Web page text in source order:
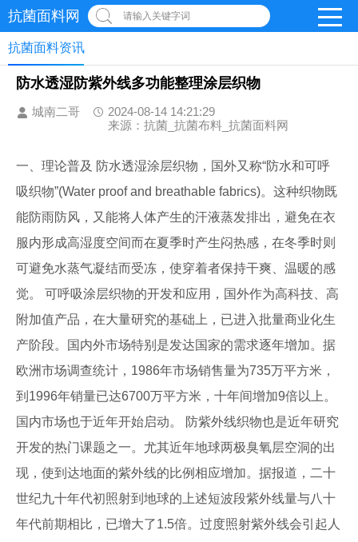
抗菌面料网 请输入关键字词
抗菌面料资讯
防水透湿防紫外线多功能整理涂层织物
城南二哥
2024-08-14 14:21:29
来源：抗菌_抗菌布料_抗菌面料网
一、理论普及 防水透湿涂层织物，国外又称“防水和可呼
吸织物”(Water proof and breathable fabrics)。这种织物既
能防雨防风，又能将人体产生的汗液蒸发排出，避免在衣
服内形成高湿度空间而在夏季时产生闷热感，在冬季时则
可避免水蒸气凝结而受冻，使穿着者保持干爽、温暖的感
觉。 可呼吸涂层织物的开发和应用，国外作为高科技、高
附加值产品，在大量研究的基础上，已进入批量商业化生
产阶段。国内外市场特别是发达国家的需求逐年增加。据
欧洲市场调查统计，1986年市场销售量为735万平方米，
到1996年销量已达6700万平方米，十年间增加9倍以上。
国内市场也于近年开始启动。 防紫外线织物也是近年研究
开发的热门课题之一。尤其近年地球两极臭氧层空洞的出
现，使到达地面的紫外线的比例相应增加。据报道，二十
世纪九十年代初照射到地球的上述短波段紫外线量与八十
年代前期相比，已增大了1.5倍。过度照射紫外线会引起人